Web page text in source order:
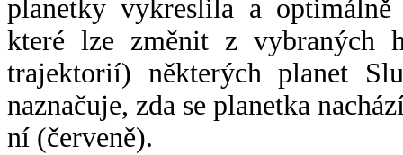
planetky vykreslila a
které lze změnit z vybraných
trajektorií) některých planet
naznačuje, zda se planetka
ní (červeně).